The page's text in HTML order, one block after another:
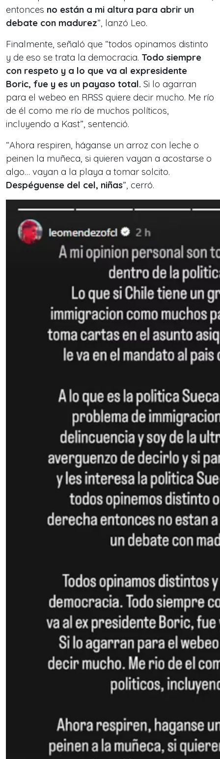
entonces no están a mi altura para abrir un
debate con madurez”, lanzó Leo.
Finalmente, señaló que “todos opinamos distinto
y de eso se trata la democracia. Todo siempre
con respeto y a lo que va al expresidente
Boric, fue y es un payaso total. Si lo agarran
para el webeo en RRSS quiere decir mucho. Me río
de él como me río de muchos políticos,
incluyendo a Kast”, sentenció.
“Ahora respiren, háganse un arroz con leche o
peinen la muñeca, si quieren vayan a acostarse o
algo… vayan a la playa a tomar solcito.
Despéguense del cel, niñas”, cerró.